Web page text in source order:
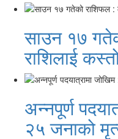
साउन १७
राशिलाई
अन्नपूर्ण
२५ जनाको